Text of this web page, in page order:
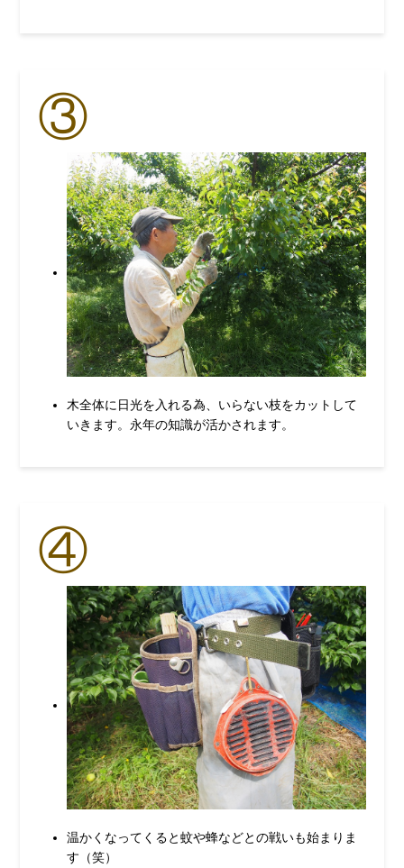
③
木全体に日光を入れる為、いらない枝をカットして
いきます。永年の知識が活かされます。
④
温かくなってくると蚊や蜂などとの戦いも始まりま
す（笑）